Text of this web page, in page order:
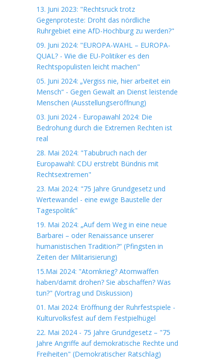
13. Juni 2023: "Rechtsruck trotz
Gegenproteste: Droht das nördliche
Ruhrgebiet eine AfD-Hochburg zu werden?"
09. Juni 2024: "EUROPA-WAHL – EUROPA-
QUAL? - Wie die EU-Politiker es den
Rechtspopulisten leicht machen"
05. Juni 2024: „Vergiss nie, hier arbeitet ein
Mensch“ - Gegen Gewalt an Dienst leistende
Menschen (Ausstellungseröffnung)
03. Juni 2024 - Europawahl 2024: Die
Bedrohung durch die Extremen Rechten ist
real
28. Mai 2024: "Tabubruch nach der
Europawahl: CDU erstrebt Bündnis mit
Rechtsextremen"
23. Mai 2024: "75 Jahre Grundgesetz und
Wertewandel - eine ewige Baustelle der
Tagespolitik"
19. Mai 2024: „Auf dem Weg in eine neue
Barbarei – oder Renaissance unserer
humanistischen Tradition?“ (Pfingsten in
Zeiten der Militarisierung)
15.Mai 2024: "Atomkrieg? Atomwaffen
haben/damit drohen? Sie abschaffen? Was
tun?" (Vortrag und Diskussion)
01. Mai 2024: Eröffnung der Ruhrfestspiele -
Kulturvolksfest auf dem Festpielhügel
22. Mai 2024 - 75 Jahre Grundgesetz – "75
Jahre Angriffe auf demokratische Rechte und
Freiheiten" (Demokratischer Ratschlag)